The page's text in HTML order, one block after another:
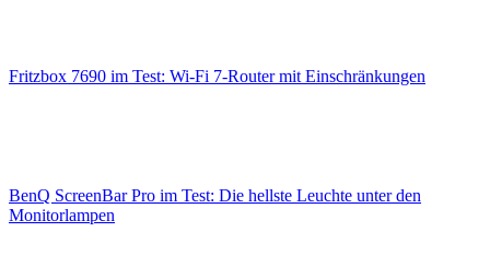
Fritzbox 7690 im Test: Wi-Fi 7-Router mit Einschränkungen
BenQ ScreenBar Pro im Test: Die hellste Leuchte unter den
Monitorlampen